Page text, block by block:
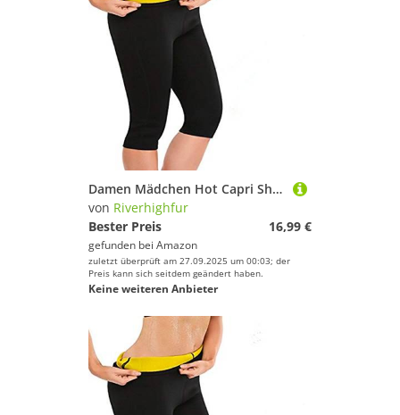
Damen Mädchen Hot Capri Shapers Pants Schwitzhose Fitnesshose Training Capri Schlank Hose Neopren
von Riverhighfur
Bester Preis
16,99 €
gefunden bei Amazon
zuletzt überprüft am 27.09.2025 um 00:03; der
Preis kann sich seitdem geändert haben.
Keine weiteren Anbieter